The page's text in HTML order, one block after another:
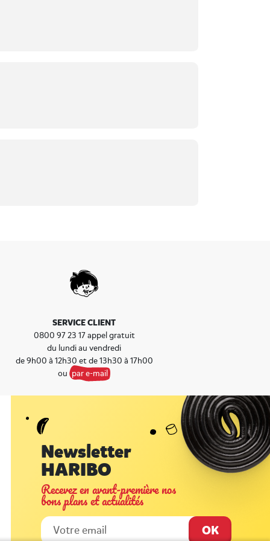
SERVICE CLIENT
0800 97 23 17 appel gratuit
du lundi au vendredi
de 9h00 à 12h30 et de 13h30 à 17h00
ou par e-mail
Newsletter
HARIBO
Recevez en avant-première nos
bons plans et actualités